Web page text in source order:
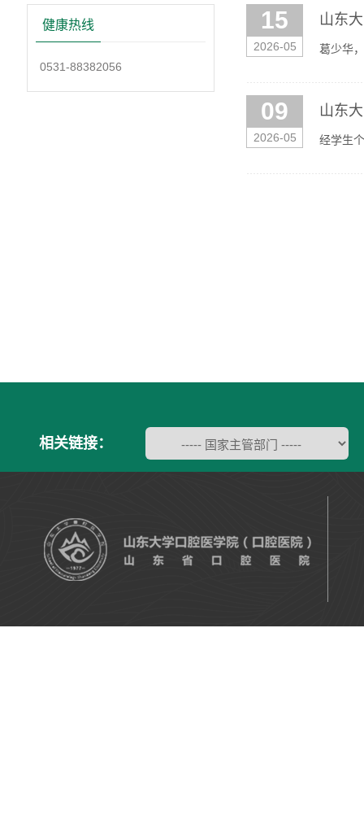
健康热线
0531-88382056
15
2026-05
山东
葛少华
09
2026-05
山东
经学生
相关链接：